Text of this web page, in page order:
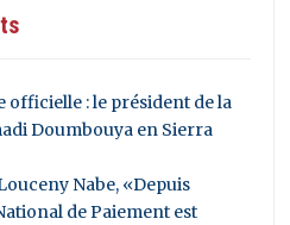
officielle : le président de la
Doumbouya en Sierra
Nabe, «Depuis
de Paiement est